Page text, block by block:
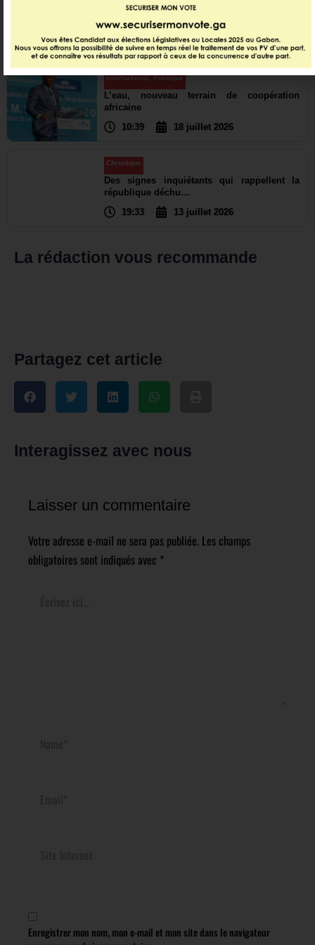
Politique
Les grandes priorités passées au crible
23:11
19 juillet 2026
International,Politique
L’eau, nouveau terrain de coopération
africaine
10:39
18 juillet 2026
Chronique
Des signes inquiétants qui rappellent la
république déchu…
19:33
13 juillet 2026
La rédaction vous recommande
Partagez cet article
Interagissez avec nous
Laisser un commentaire
Votre adresse e-mail ne sera pas publiée. Les champs
obligatoires sont indiqués avec *
Enregistrer mon nom, mon e-mail et mon site dans le navigateur